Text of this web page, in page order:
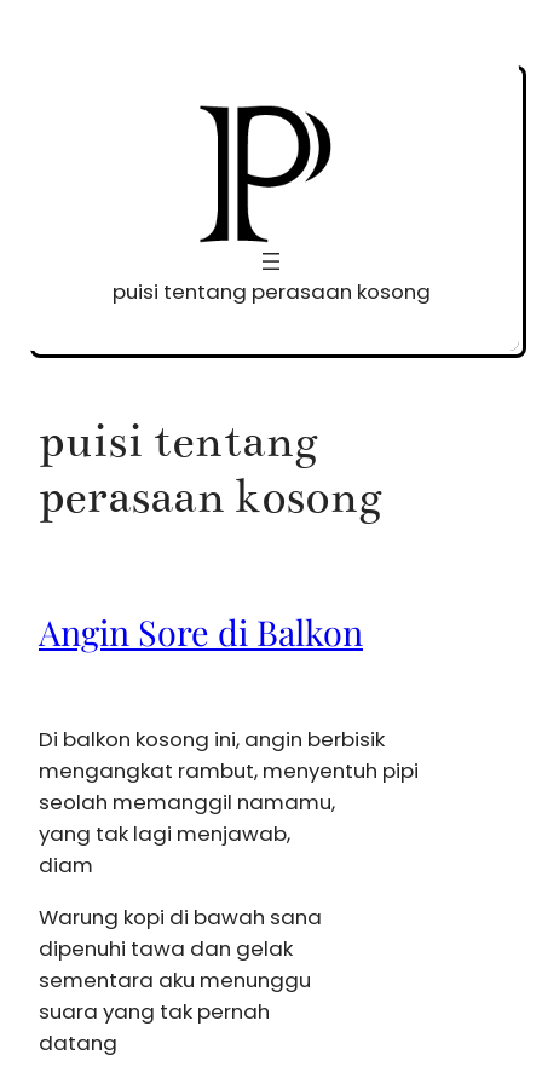
puisi tentang perasaan kosong
puisi tentang
perasaan kosong
Angin Sore di Balkon
Di balkon kosong ini, angin berbisik
mengangkat rambut, menyentuh pipi
seolah memanggil namamu,
yang tak lagi menjawab,
diam
Warung kopi di bawah sana
dipenuhi tawa dan gelak
sementara aku menunggu
suara yang tak pernah
datang